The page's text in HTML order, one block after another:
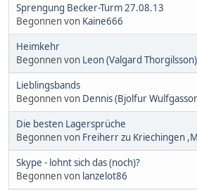
Sprengung Becker-Turm 27.08.13
Begonnen von Kaine666
Heimkehr
Begonnen von Leon (Valgard Thorgilsson)
Lieblingsbands
Begonnen von Dennis (Bjolfur
Die besten Lagersprüche
Begonnen von Freiherr zu Kriechingen
Skype - lohnt sich das (noch)?
Begonnen von lanzelot86